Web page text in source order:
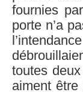
fournies
porte n’a
toutes
aiment être